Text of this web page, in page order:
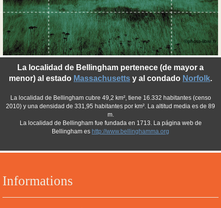
Informations
La localidad de Bellingham pertenece (de mayor a
menor) al estado Massachusetts y al condado Norfolk.
La localidad de Bellingham cubre 49,2 km², tiene 16.332 habitantes (censo
2010) y una densidad de 331,95 habitantes por km². La altitud media es de 89
m.
La localidad de Bellingham fue fundada en 1713. La página web de
Bellingham es http://www.bellinghamma.org
©photo-libre.fr